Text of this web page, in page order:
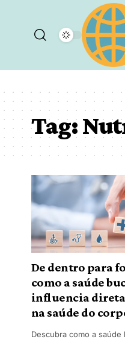
Tag:
De dentro para
como a saúde
influencia
na saúde do
Descubra como a saúde